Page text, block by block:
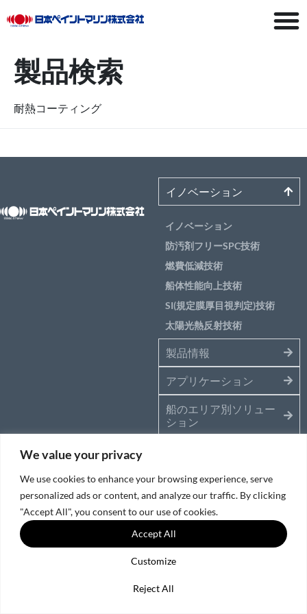
We value your privacy
We use cookies to enhance your browsing experience, serve
personalized ads or content, and analyze our traffic. By clicking
"Accept All", you consent to our use of cookies.
Customize
Reject All
Accept All
製品検索
耐熱コーティング
イノベーション
イノベーション
防汚剤フリーSPC技術
燃費低減技術
船体性能向上技術
SI(規定膜厚目視判定)技術
太陽光熱反射技術
製品情報
アプリケーション
船のエリア別ソリュー
ション
© 2026日本ペイントマリン(株)
ソーシャルメディアポリシー|クッキーとプライバシーポリシー